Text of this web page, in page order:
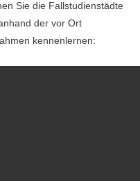
Sie die Fallstudienstädte
der vor Ort
kennenlernen: